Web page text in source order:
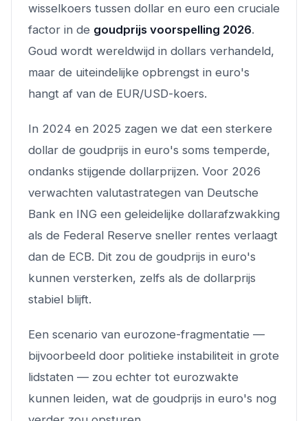
wisselkoers tussen dollar en euro een cruciale
factor in de goudprijs voorspelling 2026.
Goud wordt wereldwijd in dollars verhandeld,
maar de uiteindelijke opbrengst in euro's
hangt af van de EUR/USD-koers.
In 2024 en 2025 zagen we dat een sterkere
dollar de goudprijs in euro's soms temperde,
ondanks stijgende dollarprijzen. Voor 2026
verwachten valutastrategen van Deutsche
Bank en ING een geleidelijke dollarafzwakking
als de Federal Reserve sneller rentes verlaagt
dan de ECB. Dit zou de goudprijs in euro's
kunnen versterken, zelfs als de dollarprijs
stabiel blijft.
Een scenario van eurozone-fragmentatie —
bijvoorbeeld door politieke instabiliteit in grote
lidstaten — zou echter tot eurozwakte
kunnen leiden, wat de goudprijs in euro's nog